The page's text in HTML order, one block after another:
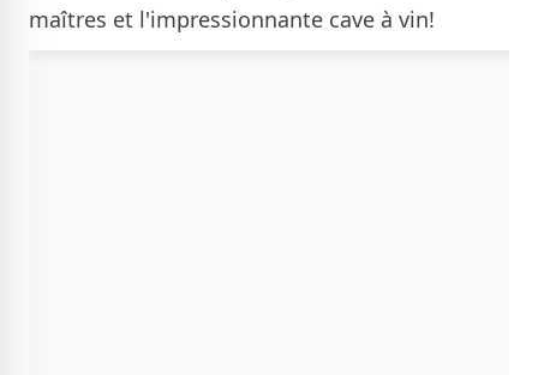
maîtres et l'impressionnante cave à vin!